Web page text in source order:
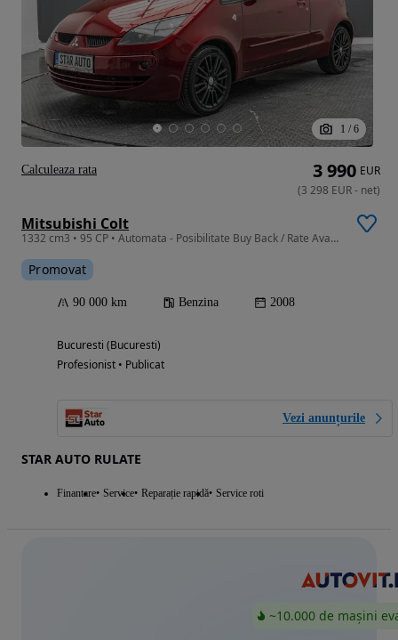
1 / 6
Mitsubishi Colt
1332 cm3 • 95 CP • Automata - Posibilitate Buy Back / Rate Avans 0% / Garantie 36 Luni
Promovat
90 000 km Benzina 2008
Bucuresti (Bucuresti)
Profesionist • Publicat
Vezi anunțurile
STAR AUTO RULATE
Finantare Service Reparație rapidă Service roti
3 990 EUR
(3 298 EUR- net)
Calculeaza rata
~10.000 de mașini